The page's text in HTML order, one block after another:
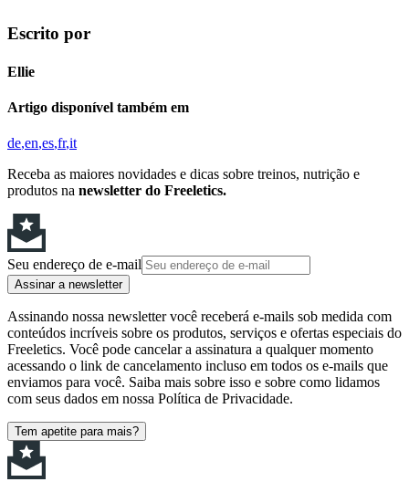
Escrito por
Ellie
Artigo disponível também em
de en es fr it
Receba as maiores novidades e dicas sobre treinos, nutrição e
produtos na newsletter do Freeletics.
Seu endereço de e-mail
Assinar a newsletter
Assinando nossa newsletter você receberá e-mails sob medida com
conteúdos incríveis sobre os produtos, serviços e ofertas especiais do
Freeletics. Você pode cancelar a assinatura a qualquer momento
acessando o link de cancelamento incluso em todos os e-mails que
enviamos para você. Saiba mais sobre isso e sobre como lidamos
com seus dados em nossa Política de Privacidade.
Tem apetite para mais?